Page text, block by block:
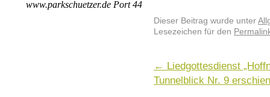
Dieser Beitrag wurde unter
Lesezeichen für den
← Liedgottesdienst
Tunnelblick Nr. 9